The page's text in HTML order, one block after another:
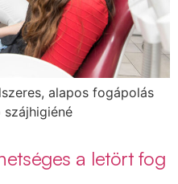
alapos fogápolás
a letört fog